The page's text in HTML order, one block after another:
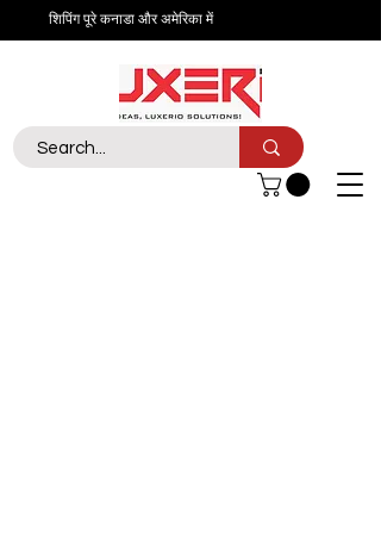
शिपिंग पूरे कनाडा और अमेरिका में